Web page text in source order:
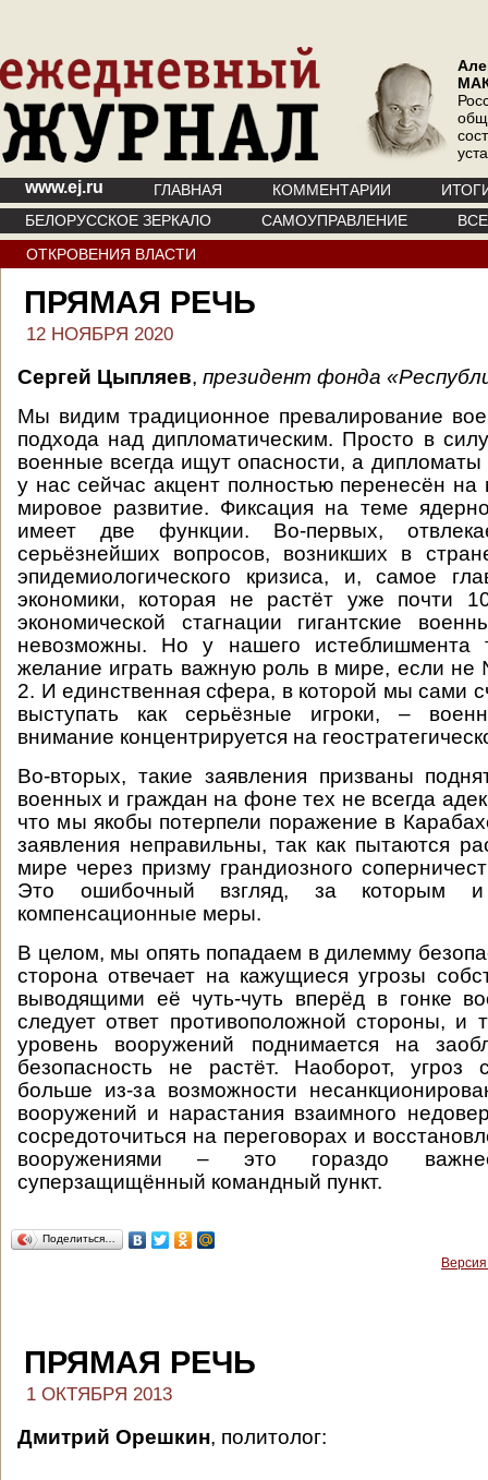
www.ej.ru ГЛАВНАЯ КОММЕНТАРИИ
БЕЛОРУССКОЕ ЗЕРКАЛО
САМОУПРАВЛЕНИЕ
ОТКРОВЕНИЯ ВЛАСТИ
ПРЯМАЯ РЕЧЬ
12 НОЯБРЯ 2020
Сергей Цыпляев, президент фонда
Мы видим традиционное превалирование
подхода над дипломатическим. Просто в
военные всегда ищут опасности, а
у нас сейчас акцент полностью перенесён на
мировое развитие. Фиксация на теме
имеет две функции. Во-первых,
серьёзнейших вопросов, возникших в
эпидемиологического кризиса, и, самое
экономики, которая не растёт уже почти
экономической стагнации гигантские
невозможны. Но у нашего истеблишмента
желание играть важную роль в мире, если
2. И единственная сфера, в которой мы сами
выступать как серьёзные игроки, –
внимание концентрируется на
Во-вторых, такие заявления призваны
военных и граждан на фоне тех не всегда
что мы якобы потерпели поражение в
заявления неправильны, так как пытаются
мире через призму грандиозного
Это ошибочный взгляд, за которым и
компенсационные меры.
В целом, мы опять попадаем в дилемму
сторона отвечает на кажущиеся угрозы
выводящими её чуть-чуть вперёд в гонке
следует ответ противоположной стороны, и
уровень вооружений поднимается на
безопасность не растёт. Наоборот, угроз
больше из-за возможности
вооружений и нарастания взаимного
сосредоточиться на переговорах и
вооружениями – это гораздо
суперзащищённый командный пункт.
Поделиться…
ПРЯМАЯ РЕЧЬ
1 ОКТЯБРЯ 2013
Дмитрий Орешкин, политолог: